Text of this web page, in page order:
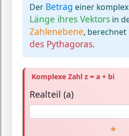
Der Betrag einer
Länge ihres Vektors in
Zahlenebene,
des Pythagoras.
Komplexe Zahl z = a + bi
Realteil (a)
+